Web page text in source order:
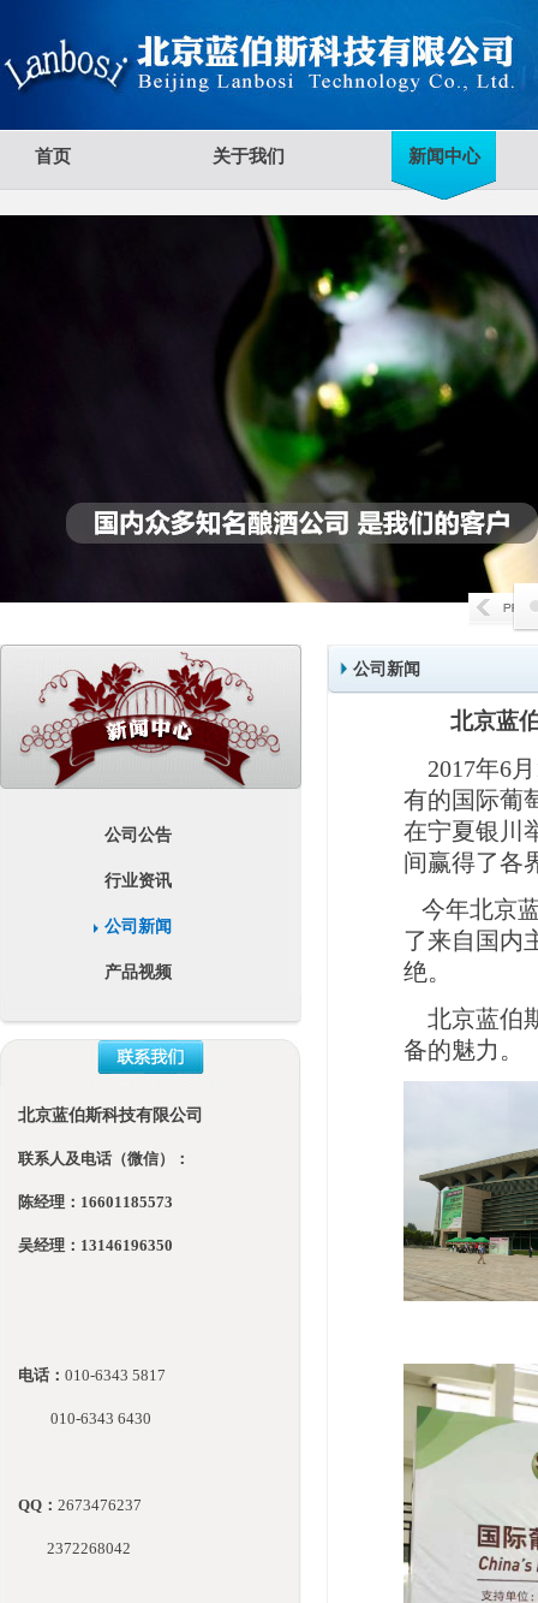
首页 关于我们 新闻中心
公司公告
行业资讯
公司新闻
产品视频
北京蓝伯斯科技有限公司
联系人及电话（微信）：
陈经理：16601185573
吴经理：13146196350
电话： 010-6343 5817
010-6343 6430
QQ： 2673476237
2372268042
公司新闻
北京蓝
2017年6
有的国际葡
在宁夏银川
间赢得了各
今年北京
了来自国内
绝。
北京蓝伯
备的魅力。